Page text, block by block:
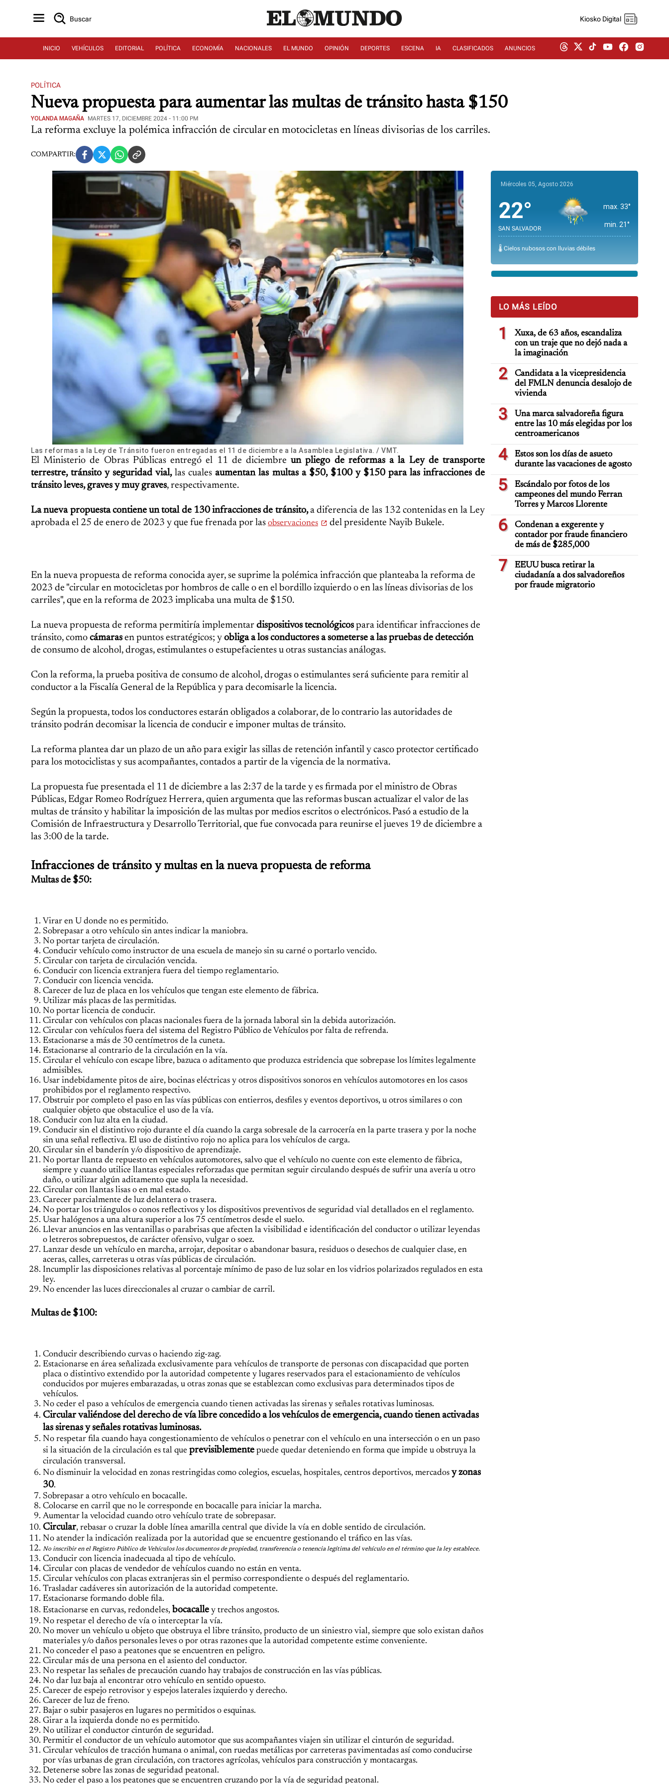
Buscar Kiosko Digital
INICIO VEHÍCULOS EDITORIAL POLÍTICA ECONOMÍA NACIONALES EL MUNDO OPINIÓN DEPORTES ESCENA IA CLASIFICADOS ANUNCIOS
POLÍTICA
Nueva propuesta para aumentar las multas de tránsito hasta $150
YOLANDA MAGAÑA MARTES 17, DICIEMBRE 2024 - 11:00 PM
La reforma excluye la polémica infracción de circular en motocicletas en líneas divisorias de los carriles.
COMPARTIR:
Las reformas a la Ley de Tránsito fueron entregadas el 11 de diciembre a la Asamblea Legislativa. / VMT.
El Ministerio de Obras Públicas entregó el 11 de diciembreun pliego de reformas a la Ley de transporte
terrestre, tránsito y seguridad vial,las cuales aumentan las multas a $50, $100 y $150 para las infracciones de
tránsito leves, graves y muy graves, respectivamente.
La nueva propuesta contiene un total de 130 infracciones de tránsito, a diferencia de las 132 contenidas en la Ley
aprobada el 25 de enero de 2023 y que fue frenada por las observaciones del presidente Nayib Bukele.
En la nueva propuesta de reforma conocida ayer, se suprime la polémica infracción que planteaba la reforma de
2023 de "circular en motocicletas por hombros de calle o en el bordillo izquierdo o en las líneas divisorias de los
carriles", que en la reforma de 2023 implicaba una multa de $150.
La nueva propuesta de reforma permitiría implementar dispositivos tecnológicos para identificar infracciones de
tránsito, como cámaras en puntos estratégicos; y obliga a los conductores a someterse a las pruebas de detección
de consumo de alcohol, drogas, estimulantes o estupefacientes u otras sustancias análogas.
Con la reforma, la prueba positiva de consumo de alcohol, drogas o estimulantes será suficiente para remitir al
conductor a la Fiscalía General de la República y para decomisarle la licencia.
Según la propuesta, todos los conductores estarán obligados a colaborar, de lo contrario las autoridades de
tránsito podrán decomisar la licencia de conducir e imponer multas de tránsito.
La reforma plantea dar un plazo de un año para exigir las sillas de retención infantil y casco protector certificado
para los motociclistas y sus acompañantes, contados a partir de la vigencia de la normativa.
La propuesta fue presentada el 11 de diciembre a las 2:37 de la tarde y es firmada por el ministro de Obras
Públicas, Edgar Romeo Rodríguez Herrera, quien argumenta que las reformas buscan actualizar el valor de las
multas de tránsito y habilitar la imposición de las multas por medios escritos o electrónicos. Pasó a estudio de la
Comisión de Infraestructura y Desarrollo Territorial, que fue convocada para reunirse el jueves 19 de diciembre a
las 3:00 de la tarde.
Infracciones de tránsito y multas en la nueva propuesta de reforma
Multas de $50:
Virar en U donde no es permitido.
Sobrepasar a otro vehículo sin antes indicar la maniobra.
No portar tarjeta de circulación.
Conducir vehículo como instructor de una escuela de manejo sin su carné o portarlo vencido.
Circular con tarjeta de circulación vencida.
Conducir con licencia extranjera fuera del tiempo reglamentario.
Conducir con licencia vencida.
Carecer de luz de placa en los vehículos que tengan este elemento de fábrica.
Utilizar más placas de las permitidas.
No portar licencia de conducir.
Circular con vehículos con placas nacionales fuera de la jornada laboral sin la debida autorización.
Circular con vehículos fuera del sistema del Registro Público de Vehículos por falta de refrenda.
Estacionarse a más de 30 centímetros de la cuneta.
Estacionarse al contrario de la circulación en la vía.
Circular el vehículo con escape libre, bazuca o aditamento que produzca estridencia que sobrepase los límites legalmente
admisibles.
Usar indebidamente pitos de aire, bocinas eléctricas y otros dispositivos sonoros en vehículos automotores en los casos
prohibidos por el reglamento respectivo.
Obstruir por completo el paso en las vías públicas con entierros, desfiles y eventos deportivos, u otros similares o con
cualquier objeto que obstaculice el uso de la vía.
Conducir con luz alta en la ciudad.
Conducir sin el distintivo rojo durante el día cuando la carga sobresale de la carrocería en la parte trasera y por la noche
sin una señal reflectiva. El uso de distintivo rojo no aplica para los vehículos de carga.
Circular sin el banderín y/o dispositivo de aprendizaje.
No portar llanta de repuesto en vehículos automotores, salvo que el vehículo no cuente con este elemento de fábrica,
siempre y cuando utilice llantas especiales reforzadas que permitan seguir circulando después de sufrir una avería u otro
daño, o utilizar algún aditamento que supla la necesidad.
Circular con llantas lisas o en mal estado.
Carecer parcialmente de luz delantera o trasera.
No portar los triángulos o conos reflectivos y los dispositivos preventivos de seguridad vial detallados en el reglamento.
Usar halógenos a una altura superior a los 75 centímetros desde el suelo.
Llevar anuncios en las ventanillas o parabrisas que afecten la visibilidad e identificación del conductor o utilizar leyendas
o letreros sobrepuestos, de carácter ofensivo, vulgar o soez.
Lanzar desde un vehículo en marcha, arrojar, depositar o abandonar basura, residuos o desechos de cualquier clase, en
aceras, calles, carreteras u otras vías públicas de circulación.
Incumplir las disposiciones relativas al porcentaje mínimo de paso de luz solar en los vidrios polarizados regulados en esta
ley.
No encender las luces direccionales al cruzar o cambiar de carril.
Multas de $100:
Conducir describiendo curvas o haciendo zig-zag.
Estacionarse en área señalizada exclusivamente para vehículos de transporte de personas con discapacidad que porten
placa o distintivo extendido por la autoridad competente y lugares reservados para el estacionamiento de vehículos
conducidos por mujeres embarazadas, u otras zonas que se establezcan como exclusivas para determinados tipos de
vehículos.
No ceder el paso a vehículos de emergencia cuando tienen activadas las sirenas y señales rotativas luminosas.
Circular valiéndose del derecho de vía libre concedido a los vehículos de emergencia, cuando tienen activadas
las sirenas y señales rotativas luminosas.
No respetar fila cuando haya congestionamiento de vehículos o penetrar con el vehículo en una intersección o en un paso
si la situación de la circulación es tal que previsiblemente puede quedar deteniendo en forma que impide u obstruya la
circulación transversal.
No disminuir la velocidad en zonas restringidas como colegios, escuelas, hospitales, centros deportivos, mercados y zonas
30.
Sobrepasar a otro vehículo en bocacalle.
Colocarse en carril que no le corresponde en bocacalle para iniciar la marcha.
Aumentar la velocidad cuando otro vehículo trate de sobrepasar.
Circular, rebasar o cruzar la doble línea amarilla central que divide la vía en doble sentido de circulación.
No atender la indicación realizada por la autoridad que se encuentre gestionando el tráfico en las vías.
No inscribir en el Registro Público de Vehículos los documentos de propiedad, transferencia o tenencia legítima del vehículo en el término que la ley establece.
Conducir con licencia inadecuada al tipo de vehículo.
Circular con placas de vendedor de vehículos cuando no están en venta.
Circular vehículos con placas extranjeras sin el permiso correspondiente o después del reglamentario.
Trasladar cadáveres sin autorización de la autoridad competente.
Estacionarse formando doble fila.
Estacionarse en curvas, redondeles, bocacalle y trechos angostos.
No respetar el derecho de vía o interceptar la vía.
No mover un vehículo u objeto que obstruya el libre tránsito, producto de un siniestro vial, siempre que solo existan daños
materiales y/o daños personales leves o por otras razones que la autoridad competente estime conveniente.
No conceder el paso a peatones que se encuentren en peligro.
Circular más de una persona en el asiento del conductor.
No respetar las señales de precaución cuando hay trabajos de construcción en las vías públicas.
No dar luz baja al encontrar otro vehículo en sentido opuesto.
Carecer de espejo retrovisor y espejos laterales izquierdo y derecho.
Carecer de luz de freno.
Bajar o subir pasajeros en lugares no permitidos o esquinas.
Girar a la izquierda donde no es permitido.
No utilizar el conductor cinturón de seguridad.
Permitir el conductor de un vehículo automotor que sus acompañantes viajen sin utilizar el cinturón de seguridad.
Circular vehículos de tracción humana o animal, con ruedas metálicas por carreteras pavimentadas así como conducirse
por vías urbanas de gran circulación, con tractores agrícolas, vehículos para construcción y montacargas.
Detenerse sobre las zonas de seguridad peatonal.
No ceder el paso a los peatones que se encuentren cruzando por la vía de seguridad peatonal.
Miércoles 05, Agosto 2026
22°
SAN SALVADOR
max. 33°
min. 21°
🌡️ Cielos nubosos con lluvias débiles
LO MÁS LEÍDO
1
Xuxa, de 63 años, escandaliza
con un traje que no dejó nada a
la imaginación
2
Candidata a la vicepresidencia
del FMLN denuncia desalojo de
vivienda
3
Una marca salvadoreña figura
entre las 10 más elegidas por los
centroamericanos
4
Estos son los días de asueto
durante las vacaciones de agosto
5
Escándalo por fotos de los
campeones del mundo Ferran
Torres y Marcos Llorente
6
Condenan a exgerente y
contador por fraude financiero
de más de $285,000
7
EEUU busca retirar la
ciudadanía a dos salvadoreños
por fraude migratorio